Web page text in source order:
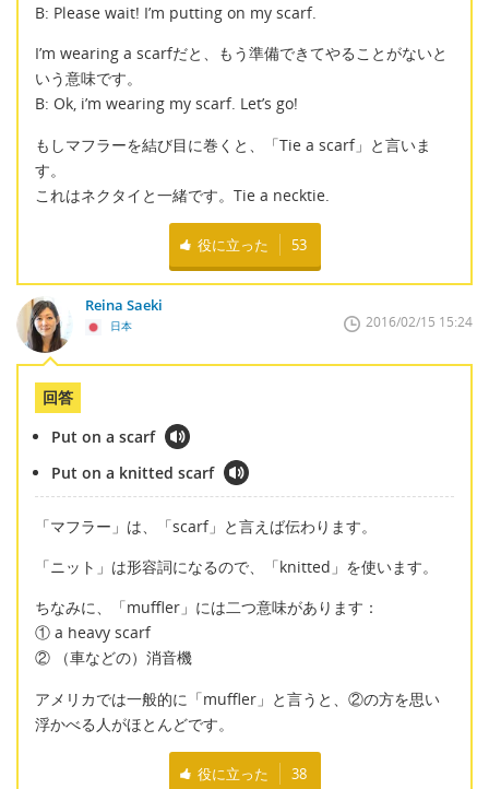
B: Please wait! I’m putting on my scarf.
I’m wearing a scarfだと、もう準備できてやることがないと
いう意味です。
B: Ok, i’m wearing my scarf. Let’s go!
もしマフラーを結び目に巻くと、「Tie a scarf」と言いま
す。
これはネクタイと一緒です。Tie a necktie.
役に立った 53
Reina Saeki
日本 2016/02/15 15:24
回答
Put on a scarf
Put on a knitted scarf
「マフラー」は、「scarf」と言えば伝わります。
「ニット」は形容詞になるので、「knitted」を使います。
ちなみに、「muffler」には二つ意味があります：
① a heavy scarf
② （車などの）消音機
アメリカでは一般的に「muffler」と言うと、②の方を思い
浮かべる人がほとんどです。
役に立った 38